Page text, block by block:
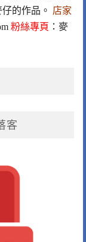
的作品。 店家
粉絲專頁 ： 麥
客